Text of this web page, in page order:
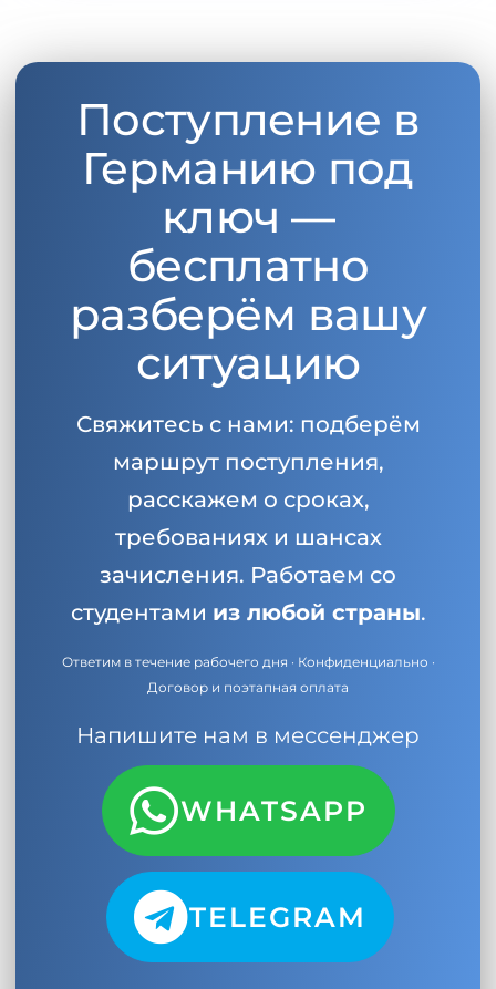
Поступление в
Германию под
ключ —
бесплатно
разберём вашу
ситуацию
Свяжитесь с нами: подберём
маршрут поступления,
расскажем о сроках,
требованиях и шансах
зачисления. Работаем со
студентами из любой страны.
Ответим в течение рабочего дня · Конфиденциально ·
Договор и поэтапная оплата
Напишите нам в мессенджер
WHATSAPP
TELEGRAM